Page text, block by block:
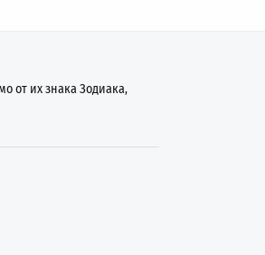
от их знака Зодиака,